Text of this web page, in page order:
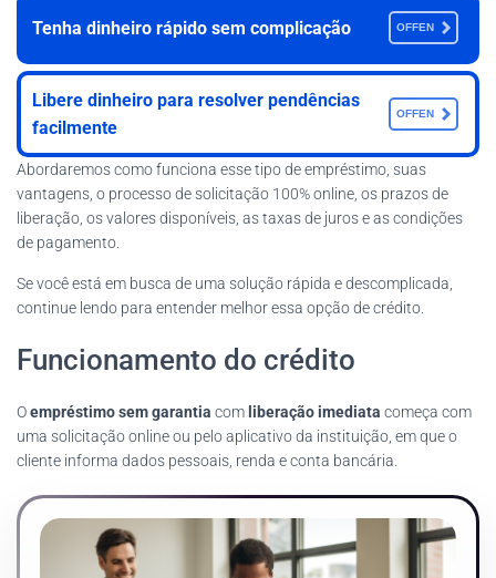
Tenha dinheiro rápido sem complicação OFFEN
Libere dinheiro para resolver pendências
facilmente
OFFEN
Abordaremos como funciona esse tipo de empréstimo, suas
vantagens, o processo de solicitação 100% online, os prazos de
liberação, os valores disponíveis, as taxas de juros e as condições
de pagamento.
Se você está em busca de uma solução rápida e descomplicada,
continue lendo para entender melhor essa opção de crédito.
Funcionamento do crédito
Oempréstimo sem garantia com liberação imediata começa com
uma solicitação online ou pelo aplicativo da instituição, em que o
cliente informa dados pessoais, renda e conta bancária.